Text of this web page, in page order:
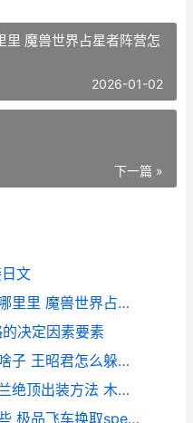
里 魔兽世界占星者阵营怎
2026-01-02
下一篇 »
文
魔兽世界中占星师的位置在哪里里 魔兽世界占星者阵营怎么加入
决定因素要素
王昭君防兰陵王攻击策略是啥子 王昭君怎么躲兰陵王
木兰出装策略（为你揭晓木兰绝顶出装方法 木兰的出装和铭文
极品飞车卡传奇局诀窍有哪些 极品飞车换取speed卡